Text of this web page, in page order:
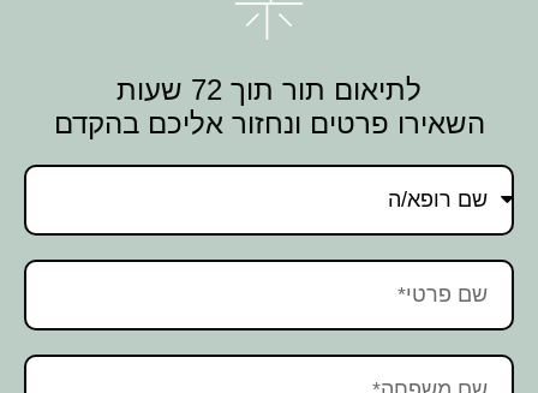
לתיאום תור תוך 72 שעות
השאירו פרטים ונחזור אליכם בהקדם